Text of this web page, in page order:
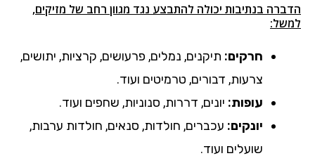
הדברה בנתיבות יכולה להתבצע נגד מגוון רחב של מזיקים,
למשל:
חרקים: תיקנים, נמלים, פרעושים, קרציות, יתושים,
צרעות, דבורים, טרמיטים ועוד.
עופות: יונים, דררות, סנוניות, שחפים ועוד.
יונקים: עכברים, חולדות, סנאים, חולדות ערבות,
שועלים ועוד.